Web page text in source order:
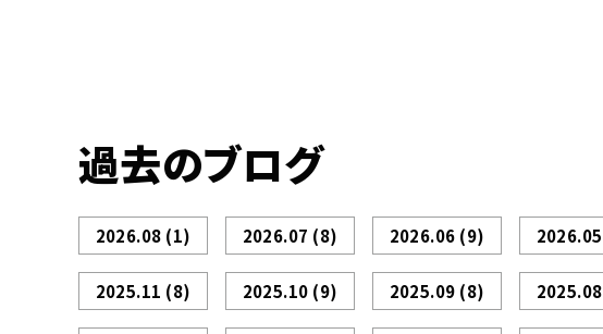
過去のブログ
2026.08 (1) 2026.07 (8) 2026.06 (9) 2026.05
2025.11 (8) 2025.10 (9) 2025.09 (8) 2025.08